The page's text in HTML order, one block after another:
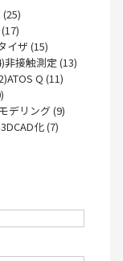
イザ (15)
非接触測定 (13)
ATOS Q (11)
モデリング (9)
3DCAD化 (7)